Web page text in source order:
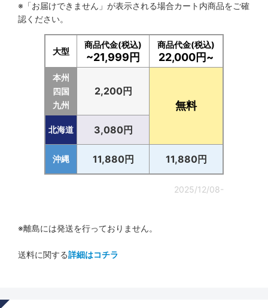
※「お届けできません」が表示される場合カート内商品をご確
認ください。
大型
商品代金(税込)
~21,999円
商品代金(税込)
22,000円~
本州
四国
九州
2,200円
無料
北海道 3,080円
沖縄 11,880円 11,880円
2025/12/08-
※離島には発送を行っておりません。
送料に関する詳細はコチラ